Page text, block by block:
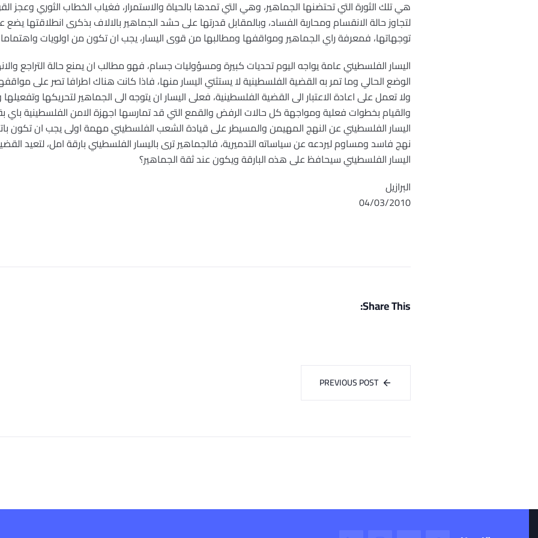
هي تلك الثورة التي تحتضنها الجماهير، وهي التي تمدها بالحياة والاستمرار، فغياب الخطاب الثوري وعجز
لتجاوز حالة الانقسام ومحاربة الفساد، وبالمقابل قدرتها على حشد الجماهير بالالاف بذكرى انطلاقتها
توجهاتها، فمعرفة راي الجماهير ومواقفها ومطالبها من قوى اليسار، يجب ان تكون من اولويات
اليسار الفلسطيني عامة يواجه اليوم تحديات كبيرة ومسؤوليات جسام، فهو مطالب ان يمنع حالة التراجع
الوضع الحالي وما تمر به القضية الفلسطينية لا يستثني اليسار منها، فاذا كانت هناك اطرافا تصر على
ولا تعمل على اعادة الاعتبار الى القضية الفلسطينية، فعلى اليسار ان يتوجه الى الجماهير لتحريكها
والقيام بخطوات فعلية ومواجهة كل حالات الرفض والقمع التي قد تمارسها اجهزة الامن الفلسطينية باي
اليسار الفلسطيني عن النهج المهيمن والمسيطر على قيادة الشعب الفلسطيني مهمة اولى يجب ان تكون
نهج فاسد ومساوم ليردعه عن سياساته التدميرية، فالجماهير ترى باليسار الفلسطيني بارقة امل، لتعيد
اليسار الفلسطيني سيحافظ على هذه البارقة ويكون عند ثقة الجماهير؟
البرازيل
04/03/2010
Share This:
PREVIOUS POST